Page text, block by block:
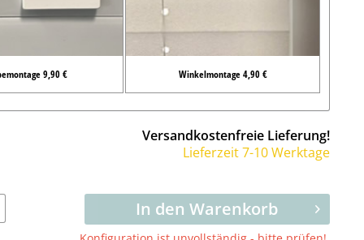
9,90 € Winkelmontage 4,90 €
Versandkostenfreie Lieferung!
Lieferzeit 7-10 Werktage
In den Warenkorb